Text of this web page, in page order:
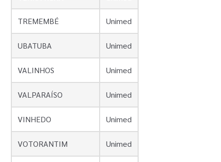
TREMEMBÉ Unimed
UBATUBA Unimed
VALINHOS Unimed
VALPARAÍSO Unimed
VINHEDO Unimed
VOTORANTIM Unimed